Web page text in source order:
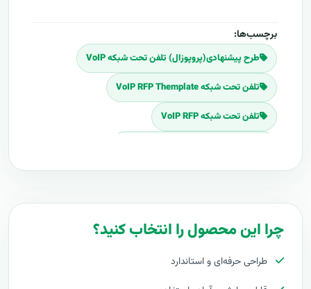
برچسب‌ها:
طرح پیشنهادی(پروپوزال) تلفن تحت شبکه VoIP
تلفن تحت شبکه VoIP RFP Themplate
تلفن تحت شبکه VoIP RFP
برنامه پروپوزال تلفن تحت شبکه VoIP
پلان پروپوزال تلفن تحت شبکه VoIP
قیمت اجرای تلفن تحت شبکه VoIP
هزینه طراحی تلفن تحت شبکه VoIP
چرا این محصول را انتخاب کنید؟
طراحی حرفه‌ای و استاندارد